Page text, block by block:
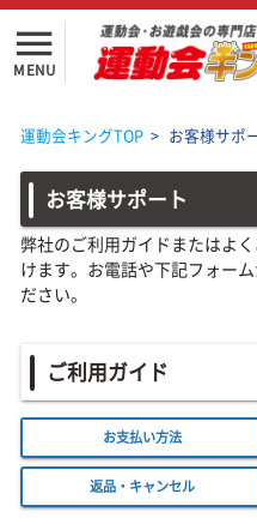
menu
MENU
運動会キングTOP > お客様サポ
お客様サポート
弊社のご利用ガイドまたはよ
けます。お電話や下記フォー
ださい。
ご利用ガイド
お支払い方法
返品・キャンセル